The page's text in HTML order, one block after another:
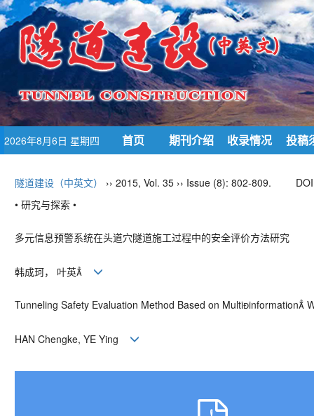
2026年8月6日 星期四 首页 期刊介绍 收录情况 投稿
隧道建设（中英文） ›› 2015, Vol. 35 ›› Issue (8): 802-809.
• 研究与探索 •
多元信息预警系统在头道穴隧道施工过程中的安全评价方法研究
韩成珂， 叶英
Tunneling Safety Evaluation Method Based on Multiinformation
HAN Chengke, YE Ying